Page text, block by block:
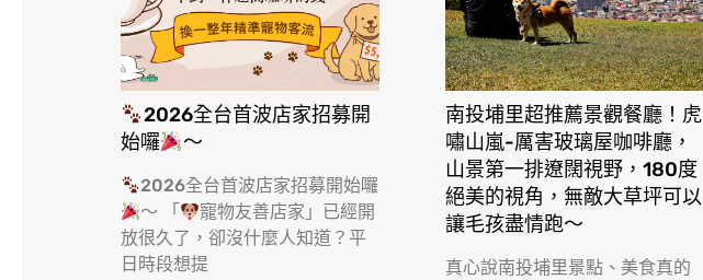
2026全台首波店家招募開
始囉
～
2026全台首波店家招募開始囉
～ 「
寵物友善店家」已經開
放很久了，卻沒什麼人知道？平
日時段想提
南投埔里超推薦景觀餐廳！虎
嘯山嵐-厲害玻璃屋咖啡廳，
山景第一排遼闊視野，180度
絕美的視角，無敵大草坪可以
讓毛孩盡情跑〜
真心說南投埔里景點、美食真的